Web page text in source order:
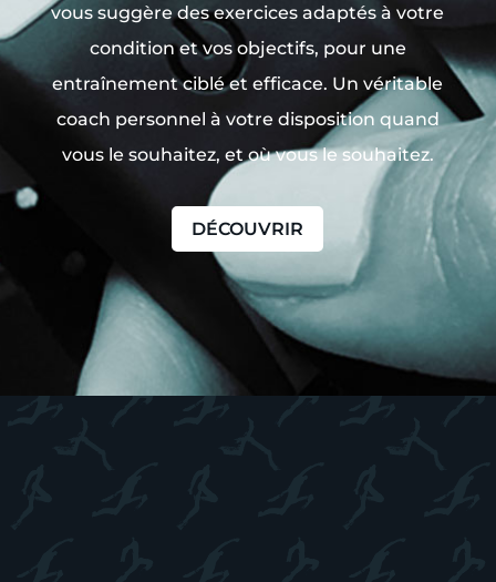
vous suggère des exercices adaptés à votre
condition et vos objectifs, pour une
entraînement ciblé et efficace. Un véritable
coach personnel à votre disposition quand
vous le souhaitez, et où vous le souhaitez.
DÉCOUVRIR